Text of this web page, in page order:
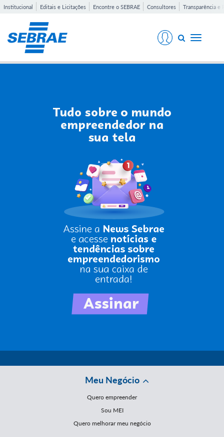
Institucional Editais e Licitações Encontre o SEBRAE Consultores Transparência e
Toggle
Meu Negócio
Quero empreender
Sou MEI
Quero melhorar meu negócio